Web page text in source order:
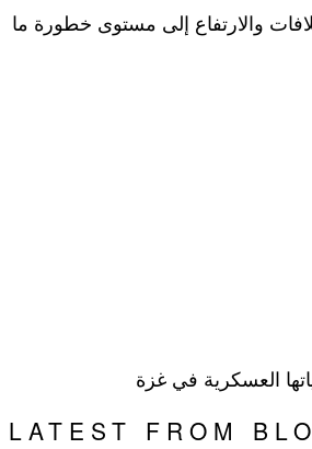
والارتفاع إلى مستوى خطورة ما
العسكرية في غزة
LATEST FROM